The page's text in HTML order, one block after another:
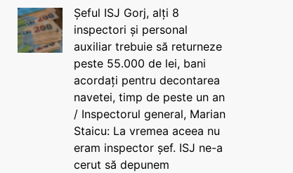
Șeful ISJ Gorj, alți 8
inspectori și personal
auxiliar trebuie să returneze
peste 55.000 de lei, bani
acordați pentru decontarea
navetei, timp de peste un an
/ Inspectorul general, Marian
Staicu: La vremea aceea nu
eram inspector șef. ISJ ne-a
cerut să depunem